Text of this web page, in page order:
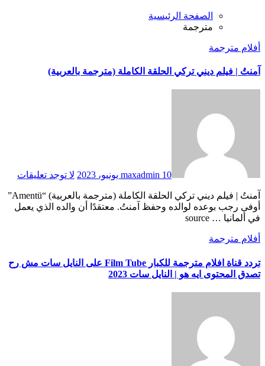
الصفحة الرئيسية
مترجمة
أفلام مترجمة
آمنتُ | فيلم ديني تركي الحلقة الكاملة (مترجمة بالعربية)
maxadmin 10 يونيو، 2023 لا توجد تعليقات
أوفى رجب بوعده لوالده وحفظ آمنتُ. معتقدًا أن والده الذي يعمل
في ألمانيا … source
أفلام مترجمة
تردد قناة افلام مترجمة للكبار Film Tube على النايل سات مش رح
تصدق المحتوى ايه هو | النايل سات 2023